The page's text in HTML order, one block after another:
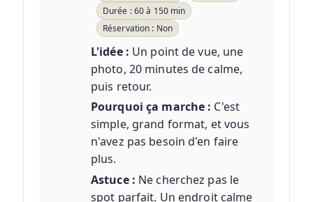
Durée : 60 à 150 min
Réservation : Non
L'idée : Un point de vue, une
photo, 20 minutes de calme,
puis retour.
Pourquoi ça marche : C'est
simple, grand format, et vous
n'avez pas besoin d'en faire
plus.
Astuce : Ne cherchez pas le
spot parfait. Un endroit calme